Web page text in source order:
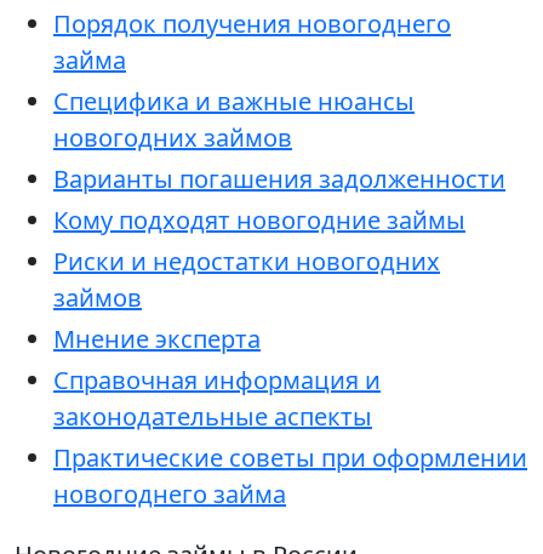
Порядок получения новогоднего
займа
Специфика и важные нюансы
новогодних займов
Варианты погашения задолженности
Кому подходят новогодние займы
Риски и недостатки новогодних
займов
Мнение эксперта
Справочная информация и
законодательные аспекты
Практические советы при оформлении
новогоднего займа